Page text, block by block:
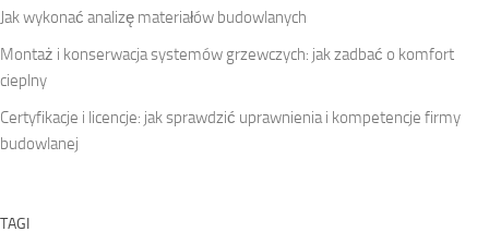
Jak wykonać analizę materiałów budowlanych
Montaż i konserwacja systemów grzewczych: jak zadbać o komfort
cieplny
Certyfikacje i licencje: jak sprawdzić uprawnienia i kompetencje firmy
budowlanej
TAGI